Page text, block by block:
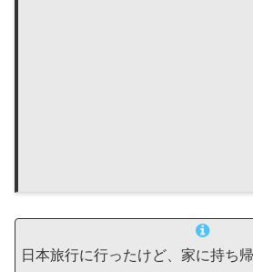
日本旅行に行ったけど、家に持ち